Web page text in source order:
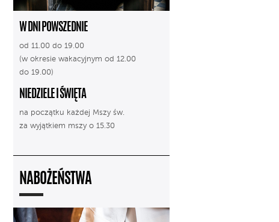
W DNI POWSZEDNIE
od 11.00 do 19.00
(w okresie wakacyjnym od 12.00
do 19.00)
NIEDZIELE I ŚWIĘTA
na początku każdej Mszy św.
za wyjątkiem mszy o 15.30
NABOŻEŃSTWA